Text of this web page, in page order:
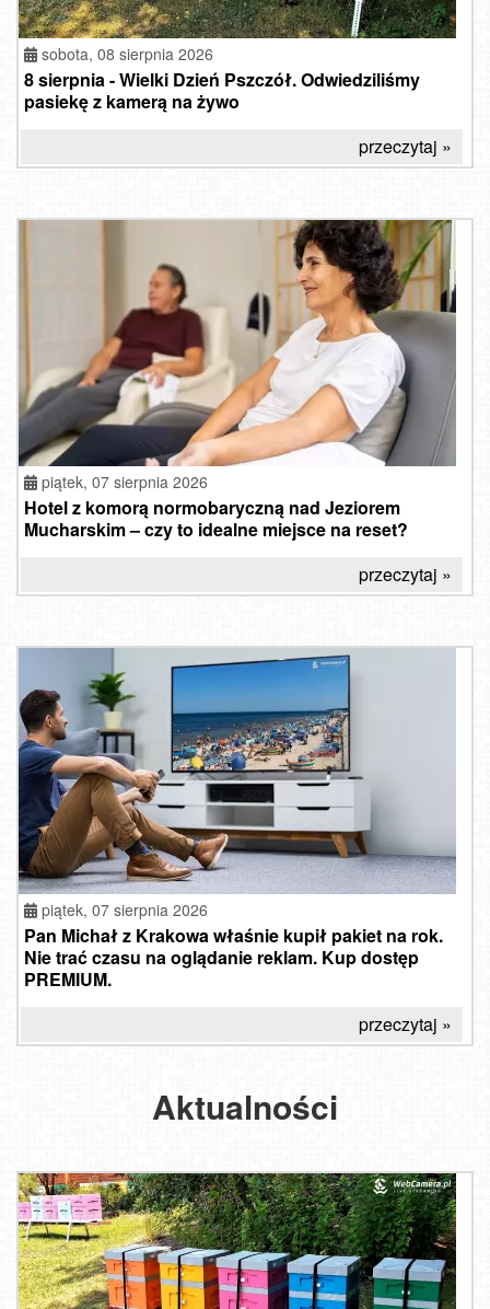
sobota, 08 sierpnia 2026
8 sierpnia - Wielki Dzień Pszczół. Odwiedziliśmy
pasiekę z kamerą na żywo
przeczytaj »
piątek, 07 sierpnia 2026
Hotel z komorą normobaryczną nad Jeziorem
Mucharskim – czy to idealne miejsce na reset?
przeczytaj »
piątek, 07 sierpnia 2026
Pan Michał z Krakowa właśnie kupił pakiet na rok.
Nie trać czasu na oglądanie reklam. Kup dostęp
PREMIUM.
przeczytaj »
Aktualności